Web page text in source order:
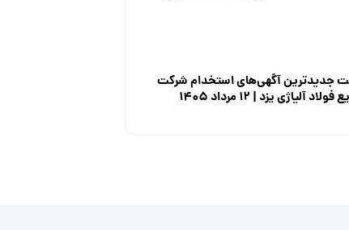
جدیدترین آگهی‌های استخدام شرکت
آلیاژی یزد | ۱۲ مرداد ۱۴۰۵